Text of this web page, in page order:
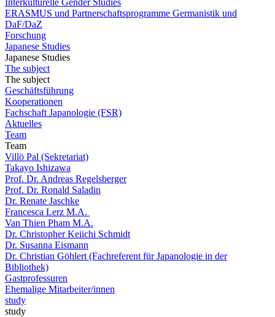
Interkulturelle Gender Studies
ERASMUS und Partnerschaftsprogramme Germanistik und
DaF/DaZ
Forschung
Japanese Studies
Japanese Studies
The subject
The subject
Geschäftsführung
Kooperationen
Fachschaft Japanologie (FSR)
Aktuelles
Team
Team
Villö Pal (Sekretariat)
Takayo Ishizawa
Prof. Dr. Andreas Regelsberger
Prof. Dr. Ronald Saladin
Dr. Renate Jaschke
Francesca Lerz M.A.
Van Thien Pham M.A.
Dr. Christopher Keiichi Schmidt
Dr. Susanna Eismann
Dr. Christian Göhlert (Fachreferent für Japanologie in der
Bibliothek)
Gastprofessuren
Ehemalige Mitarbeiter/innen
study
study